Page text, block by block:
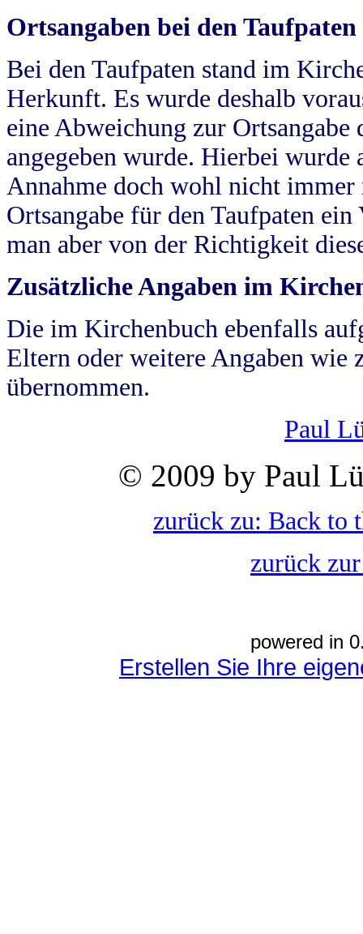
Ortsangaben bei den Taufpaten
Bei den Taufpaten stand im
Herkunft. Es wurde deshalb
eine Abweichung zur
angegeben wurde. Hierbei wurde
Annahme doch wohl nicht
Ortsangabe für den Taufpaten
man aber von der Richtigkeit
Zusätzliche Angaben im
Die im Kirchenbuch ebenfalls
Eltern oder weitere Angaben wie
übernommen.
Paul
© 2009 by Paul
zurück zu: Back to
zurück
powered in
Erstellen Sie Ihre